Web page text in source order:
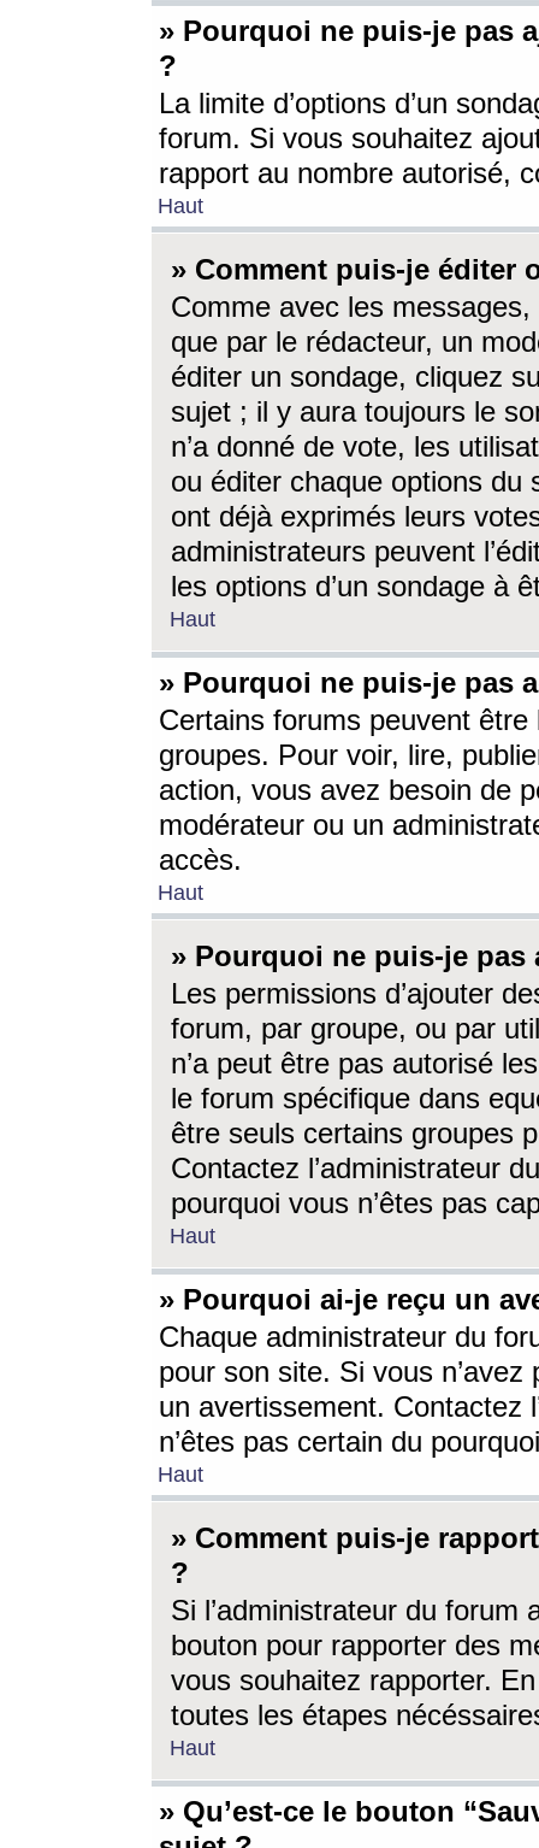
» Pourquoi ne puis-je pas
?
La limite d’options d’un
forum. Si vous souhaitez
rapport au nombre autorisé,
Haut
» Comment puis-je éditer
Comme avec les
que par le rédacteur, un
éditer un sondage, cliquez
sujet ; il y aura toujours le
n’a donné de vote, les
ou éditer chaque options du
ont déjà exprimés leurs
administrateurs peuvent
les options d’un sondage à
Haut
» Pourquoi ne puis-je pas
Certains forums peuvent être
groupes. Pour voir, lire,
action, vous avez besoin de
modérateur ou un
accès.
Haut
» Pourquoi ne puis-je
Les permissions d’ajouter
forum, par groupe, ou par
n’a peut être pas autorisé
le forum spécifique dans
être seuls certains groupes
Contactez l’administrateur
pourquoi vous n’êtes pas
Haut
» Pourquoi ai-je reçu un
Chaque administrateur du
pour son site. Si vous
un avertissement. Contactez
n’êtes pas certain du
Haut
» Comment puis-je
?
Si l’administrateur du forum
bouton pour rapporter des
vous souhaitez rapporter.
toutes les étapes
Haut
» Qu’est-ce le bouton